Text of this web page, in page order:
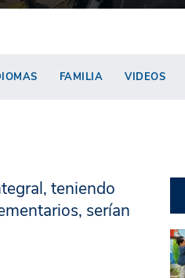
FAMILIA VIDEOS
teniendo
serían